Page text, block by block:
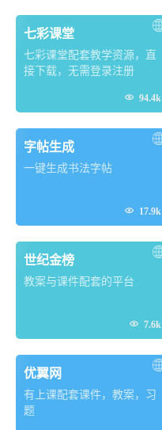
七彩课堂
七彩课堂配套教学资源，直
接下载，无需登录注册
 94.4k
字帖生成
一键生成书法字帖
 17.9k
世纪金榜
教案与课件配套的平台
 7.6k
优翼网
有上课配套课件，教案，习
题